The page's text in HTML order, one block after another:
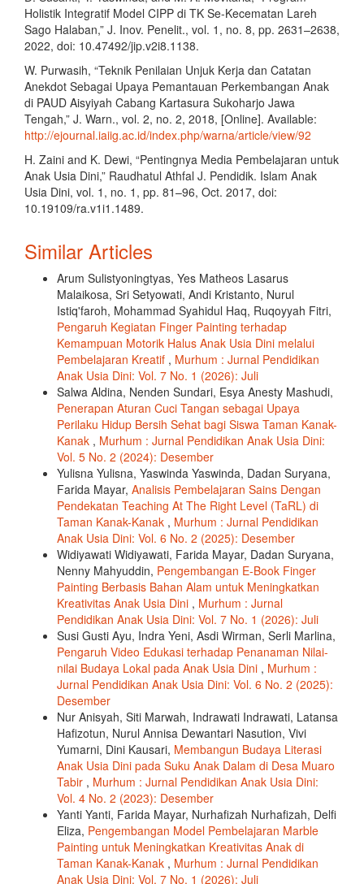
Holistik Integratif Model CIPP di TK Se-Kecematan Lareh
Sago Halaban,” J. Inov. Penelit., vol. 1, no. 8, pp. 2631–2638,
2022, doi: 10.47492/jip.v2i8.1138.
W. Purwasih, “Teknik Penilaian Unjuk Kerja dan Catatan
Anekdot Sebagai Upaya Pemantauan Perkembangan Anak
di PAUD Aisyiyah Cabang Kartasura Sukoharjo Jawa
Tengah,” J. Warn., vol. 2, no. 2, 2018, [Online]. Available:
http://ejournal.iaiig.ac.id/index.php/warna/article/view/92
H. Zaini and K. Dewi, “Pentingnya Media Pembelajaran untuk
Anak Usia Dini,” Raudhatul Athfal J. Pendidik. Islam Anak
Usia Dini, vol. 1, no. 1, pp. 81–96, Oct. 2017, doi:
10.19109/ra.v1i1.1489.
Similar Articles
Arum Sulistyoningtyas, Yes Matheos Lasarus
Malaikosa, Sri Setyowati, Andi Kristanto, Nurul
Istiq'faroh, Mohammad Syahidul Haq, Ruqoyyah Fitri,
Pengaruh Kegiatan Finger Painting terhadap
Kemampuan Motorik Halus Anak Usia Dini melalui
Pembelajaran Kreatif , Murhum : Jurnal Pendidikan
Anak Usia Dini: Vol. 7 No. 1 (2026): Juli
Salwa Aldina, Nenden Sundari, Esya Anesty Mashudi,
Penerapan Aturan Cuci Tangan sebagai Upaya
Perilaku Hidup Bersih Sehat bagi Siswa Taman Kanak-
Kanak , Murhum : Jurnal Pendidikan Anak Usia Dini:
Vol. 5 No. 2 (2024): Desember
Yulisna Yulisna, Yaswinda Yaswinda, Dadan Suryana,
Farida Mayar, Analisis Pembelajaran Sains Dengan
Pendekatan Teaching At The Right Level (TaRL) di
Taman Kanak-Kanak , Murhum : Jurnal Pendidikan
Anak Usia Dini: Vol. 6 No. 2 (2025): Desember
Widiyawati Widiyawati, Farida Mayar, Dadan Suryana,
Nenny Mahyuddin, Pengembangan E-Book Finger
Painting Berbasis Bahan Alam untuk Meningkatkan
Kreativitas Anak Usia Dini , Murhum : Jurnal
Pendidikan Anak Usia Dini: Vol. 7 No. 1 (2026): Juli
Susi Gusti Ayu, Indra Yeni, Asdi Wirman, Serli Marlina,
Pengaruh Video Edukasi terhadap Penanaman Nilai-
nilai Budaya Lokal pada Anak Usia Dini , Murhum :
Jurnal Pendidikan Anak Usia Dini: Vol. 6 No. 2 (2025):
Desember
Nur Anisyah, Siti Marwah, Indrawati Indrawati, Latansa
Hafizotun, Nurul Annisa Dewantari Nasution, Vivi
Yumarni, Dini Kausari, Membangun Budaya Literasi
Anak Usia Dini pada Suku Anak Dalam di Desa Muaro
Tabir , Murhum : Jurnal Pendidikan Anak Usia Dini:
Vol. 4 No. 2 (2023): Desember
Yanti Yanti, Farida Mayar, Nurhafizah Nurhafizah, Delfi
Eliza, Pengembangan Model Pembelajaran Marble
Painting untuk Meningkatkan Kreativitas Anak di
Taman Kanak-Kanak , Murhum : Jurnal Pendidikan
Anak Usia Dini: Vol. 7 No. 1 (2026): Juli